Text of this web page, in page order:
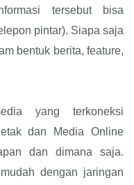
tersebut bisa
pintar). Siapa saja
bentuk berita, feature,
yang terkoneksi
dan Media Online
dan dimana saja.
dengan jaringan